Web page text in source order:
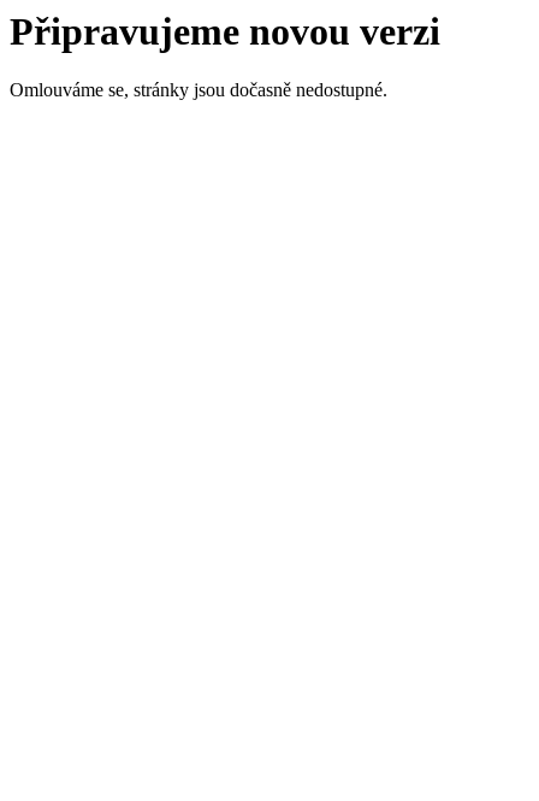
Připravujeme novou verzi
Omlouváme se, stránky jsou dočasně nedostupné.